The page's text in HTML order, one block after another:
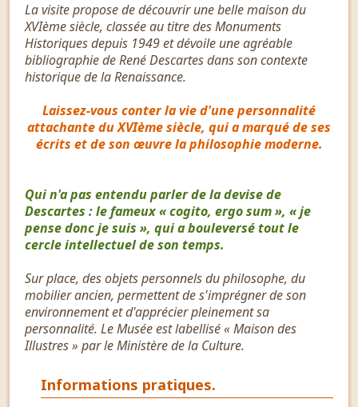
La visite propose de découvrir une belle maison du
XVIème siècle, classée au titre des Monuments
Historiques depuis 1949 et dévoile une agréable
bibliographie de René Descartes dans son contexte
historique de la Renaissance.
Laissez-vous conter la vie d'une personnalité
attachante du XVIème siècle, qui a marqué de ses
écrits et de son œuvre la philosophie moderne.
Qui n'a pas entendu parler de la devise de
Descartes : le fameux « cogito, ergo sum », « je
pense donc je suis », qui a bouleversé tout le
cercle intellectuel de son temps.
Sur place, des objets personnels du philosophe, du
mobilier ancien, permettent de s'imprégner de son
environnement et d'apprécier pleinement sa
personnalité. Le Musée est labellisé « Maison des
Illustres » par le Ministère de la Culture.
Informations pratiques.